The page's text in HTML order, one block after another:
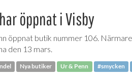
öppnat i Visby
öppnat butik nummer 106.
den 13 mars.
Nya butiker Ur & Penn #smycken